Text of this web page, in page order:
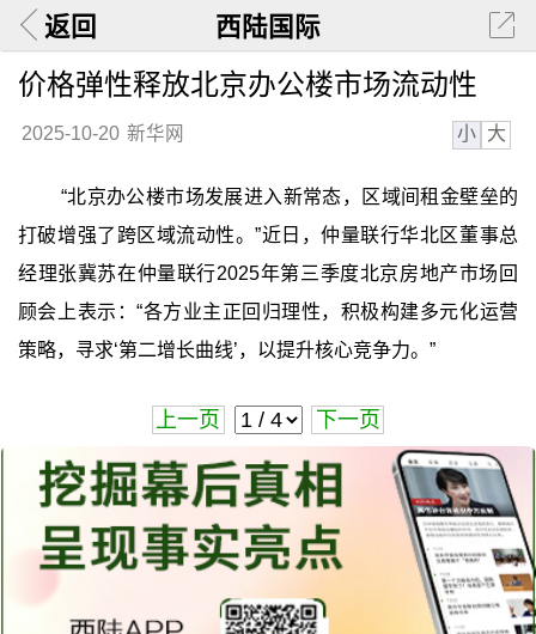
返回 西陆国际
价格弹性释放北京办公楼市场流动性
2025-10-20 新华网 小 大
“北京办公楼市场发展进入新常态，区域间租金壁垒的
打破增强了跨区域流动性。”近日，仲量联行华北区董事总
经理张冀苏在仲量联行2025年第三季度北京房地产市场回
顾会上表示：“各方业主正回归理性，积极构建多元化运营
策略，寻求‘第二增长曲线’，以提升核心竞争力。”
上一页 下一页